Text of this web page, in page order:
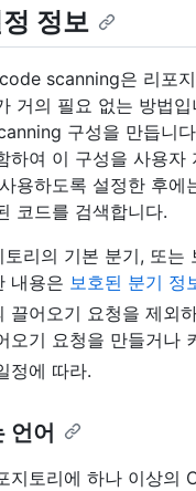
정보
scanning은 리포
거의 필요 없는 방법
구성을 만듭니
하여 이 구성을 사용자
용하도록 설정한 후
코드를 검색합니다.
토리의 기본 분기, 또는
내용은 보호된 분기 정
끌어오기 요청을 제외
오기 요청을 만들거나
정에 따라.
언어
지토리에 하나 이상의